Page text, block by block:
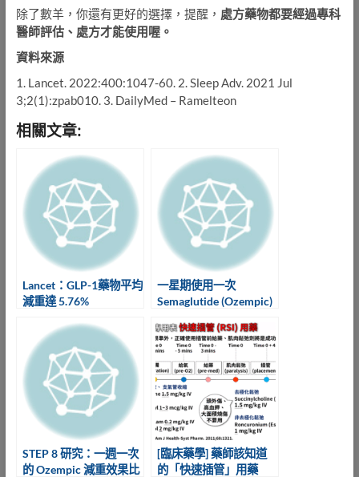
除了數羊，你還有更好的選擇，提醒， 處方藥物都要經過專科
醫師評估、處方才能使用喔。
資料來源
1. Lancet. 2022:400:1047-60. 2. Sleep Adv. 2021 Jul
3;2(1):zpab010. 3. DailyMed – Ramelteon
相關文章:
Lancet：GLP-1藥物平均
減重達 5.76%
一星期使用一次
Semaglutide (Ozempic)
STEP 8 研究：一週一次
的 Ozempic 減重效果比
[臨床藥學] 藥師該知道
的「快速插管」用藥